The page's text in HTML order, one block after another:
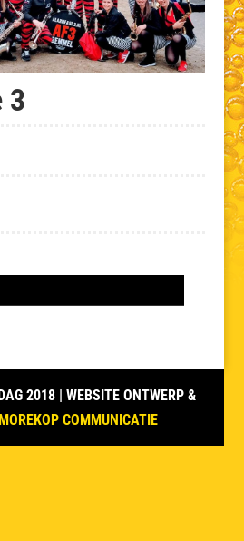
3
2018| WEBSITE ONTWERP &
MOREKOP COMMUNICATIE